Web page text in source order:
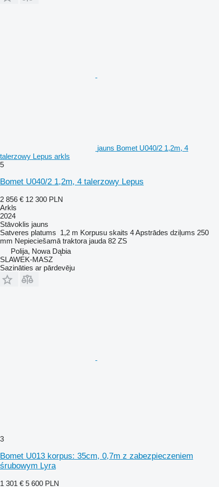
jauns Bomet U040/2 1,2m, 4
talerzowy Lepus arkls
5
Bomet U040/2 1,2m, 4 talerzowy Lepus
2 856 € 12 300 PLN
Arkls
2024
Stāvoklis jauns
Satveres platums 1,2 m Korpusu skaits 4Apstrādes dziļums 250
mm Nepieciešamā traktora jauda 82 ZS
Polija, Nowa Dąbia
SLAWEK-MASZ
Sazināties ar pārdevēju
3
Bomet U013 korpus: 35cm, 0,7m z zabezpieczeniem
śrubowym Lyra
1 301 € 5 600 PLN